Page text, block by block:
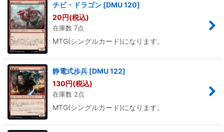
チビ・ドラゴン [DMU 120]
20円(税込)
在庫数 7点
MTG(シングルカード)になります。
静電式歩兵 [DMU 122]
130円(税込)
在庫数 2点
MTG(シングルカード)になります。